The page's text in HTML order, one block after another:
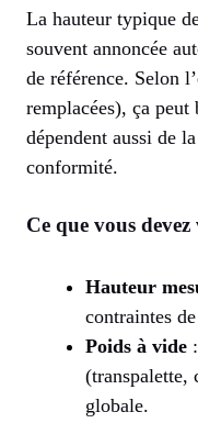
La hauteur typique
souvent annoncée
de référence. Selon
remplacées), ça peut
dépendent aussi de
conformité.
Ce que vous
Hauteur
contraintes
Poids à vide
(transpalette,
globale.